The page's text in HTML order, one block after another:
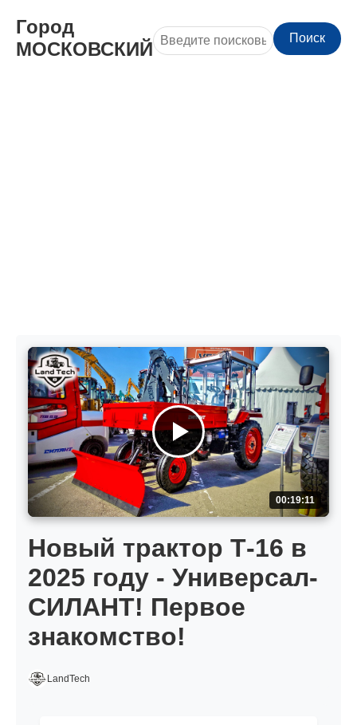
Город
МОСКОВСКИЙ
Поиск
00:19:11
Новый трактор Т-16 в
2025 году - Универсал-
СИЛАНТ! Первое
знакомство!
LandTech